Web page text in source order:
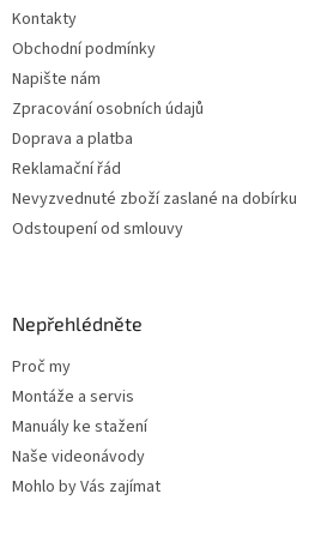
Kontakty
Obchodní podmínky
Napište nám
Zpracování osobních údajů
Doprava a platba
Reklamační řád
Nevyzvednuté zboží zaslané na dobírku
Odstoupení od smlouvy
Nepřehlédněte
Proč my
Montáže a servis
Manuály ke stažení
Naše videonávody
Mohlo by Vás zajímat